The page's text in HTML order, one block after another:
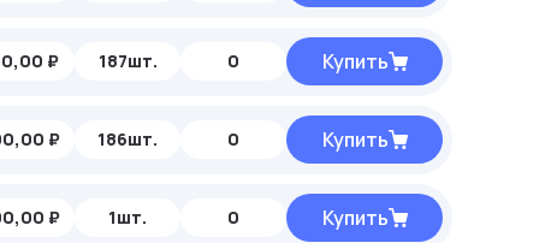
₽ 187шт. 0 Купить
₽ 186шт. 0 Купить
₽ 1шт. 0 Купить